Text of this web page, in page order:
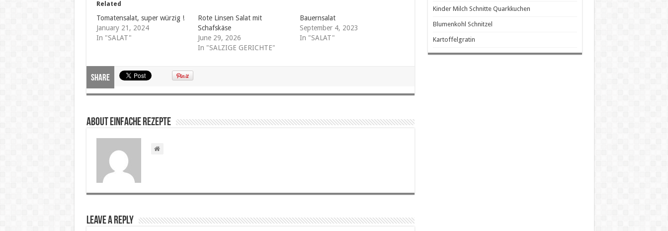
Related
Tomatensalat, super würzig !
January 21, 2024
In "SALAT"
Rote Linsen Salat mit
Schafskäse
June 29, 2026
In "SALZIGE GERICHTE"
Bauernsalat
September 4, 2023
In "SALAT"
Share
About Einfache Rezepte
Leave a Reply
Kinder Milch Schnitte Quarkkuchen
Blumenkohl Schnitzel
Kartoffelgratin